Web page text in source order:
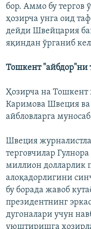
бор. Аммо бу тергов
ҳозирча унга оид
дейди Швейцария
яқиндан ўрганиб
Тошкент "айбдор"ни
Ҳозирча на Тошкент
Каримова Швеция
айбловларга
Швеция
терговчилар
миллион долларлик
алоқадорлигини
бу борада жавоб
президентнинг
дугоналари учун
уюштиришга